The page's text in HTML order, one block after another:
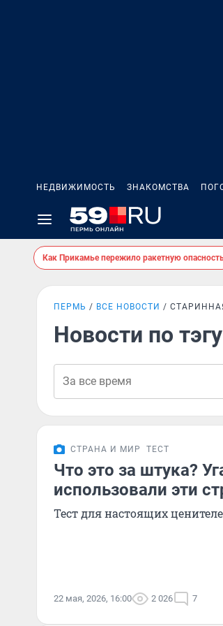
НЕДВИЖИМОСТЬ ЗНАКОМСТВА
Как Прикамье пережило ракетную
ПЕРМЬ ВСЕ НОВОСТИ
Новости по
СТРАНА И МИР ТЕСТ
Что это за штука?
использовали эти
Тест для настоящих
22 мая, 2026, 16:00 2 026 7